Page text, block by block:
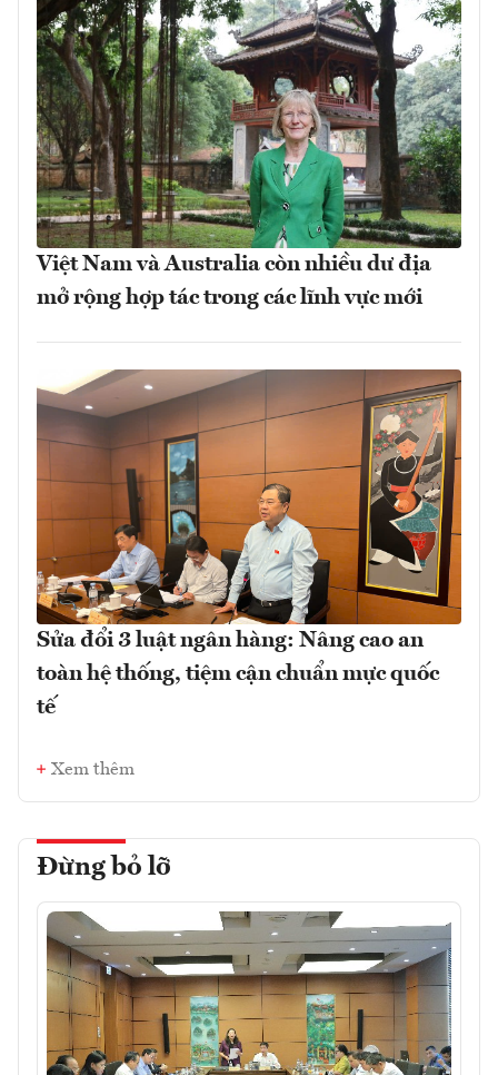
Việt Nam và Australia còn nhiều dư địa
mở rộng hợp tác trong các lĩnh vực mới
Sửa đổi 3 luật ngân hàng: Nâng cao an
toàn hệ thống, tiệm cận chuẩn mực quốc
tế
Xem thêm
Đừng bỏ lỡ